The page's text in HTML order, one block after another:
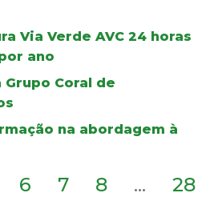
Via Verde AVC 24 horas
ano
Grupo Coral de
na abordagem à
6 7 8 ... 28